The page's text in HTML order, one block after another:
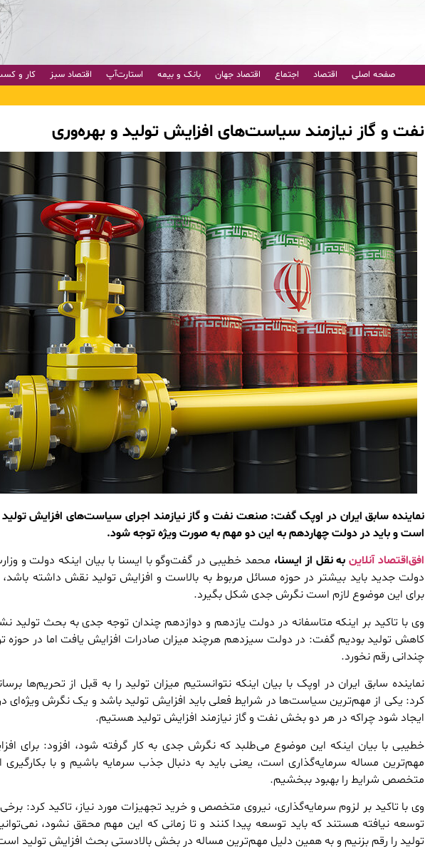
صفحه اصلی اقتصاد اجتماع اقتصاد جهان بانک و بیمه استارت‌آپ اقتصاد سبز کار و
نفت و گاز نیازمند سیاست‌های افزایش تولید و بهره‌وری
نماینده سابق ایران در اوپک گفت: صنعت نفت و گاز نیازمند اجرای سیاست‌های افزایش تولید
است و باید در دولت چهاردهم به این دو مهم به صورت ویژه توجه شود.
افق‌اقتصاد آنلاینبه نقل از ایسنا، محمد خطیبی در گفت‌وگو با ایسنا با بیان اینکه دولت و
دولت جدید باید بیشتر در حوزه مسائل مربوط به بالاست و افزایش تولید نقش داشته باشد،
برای این موضوع لازم است نگرش جدی شکل بگیرد.
وی با تاکید بر اینکه متاسفانه در دولت یازدهم و دوازدهم چندان توجه جدی به بحث تولید
کاهش تولید بودیم گفت: در دولت سیزدهم هرچند میزان صادرات افزایش یافت اما در حوزه
چندانی رقم نخورد.
نماینده سابق ایران در اوپک با بیان اینکه نتوانستیم میزان تولید را به قبل از تحریم‌ها
کرد: یکی از مهم‌ترین سیاست‌ها در شرایط فعلی باید افزایش تولید باشد و یک نگرش ویژه‌ای
ایجاد شود چراکه در هر دو بخش نفت و گاز نیازمند افزایش تولید هستیم.
خطیبی با بیان اینکه این موضوع می‌طلبد که نگرش جدی به کار گرفته شود، افزود: برای
مهم‌ترین مساله سرمایه‌گذاری است، یعنی باید به دنبال جذب سرمایه باشیم و با بکارگیری
متخصص شرایط را بهبود ببخشیم.
وی با تاکید بر لزوم سرمایه‌گذاری، نیروی متخصص و خرید تجهیزات مورد نیاز، تاکید کرد:
توسعه نیافته هستند که باید توسعه پیدا کنند و تا زمانی که این مهم محقق نشود،
تولید را رقم بزنیم و به همین دلیل مهم‌ترین مساله در بخش بالادستی بحث افزایش تولید